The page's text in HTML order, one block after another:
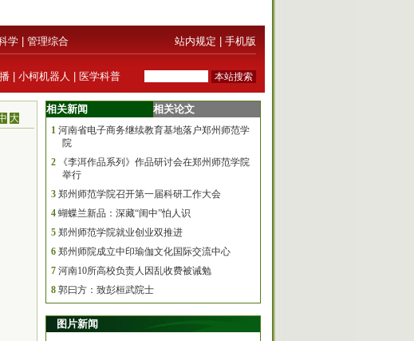
学 管理综合 站内规定 手机版
小柯机器人 医学科普
大
相关新闻 相关论文
1 河南省电子商务继续教育基地落户郑州师范学
院
2
《李洱作品系列》作品研讨会在郑州师范学院
举行
3 郑州师范学院召开第一届科研工作大会
4 蝴蝶兰新品：深藏“闺中”怕人识
5 郑州师范学院就业创业双推进
6 郑州师院成立中印瑜伽文化国际交流中心
7 河南10所高校负责人因乱收费被诫勉
8 郭曰方：致彭桓武院士
图片新闻